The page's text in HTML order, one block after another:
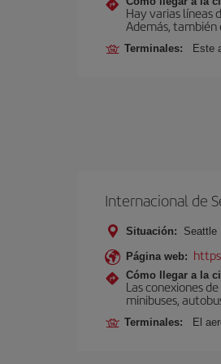
Hay varias líneas
Además, también
Terminales: Este
Internacional de
Situación: Seattle
Página web:
Cómo llegar a la
Las conexiones
minibuses,
Terminales: El